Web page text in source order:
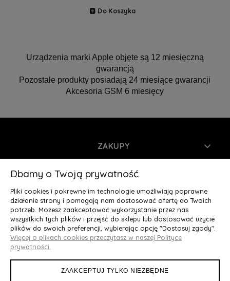
Do Koszyka
Urządzenia marki Apple objęte są 12 miesięczną
gwarancją
Pozostałe produkty posiadają 24 miesiące gwarancji
Akcesoria GSM 6 miesięcy
ZAKUPY
INFORMACJE
MOJE KONTO
O NAS
Deluxury.pl
Dbamy o Twoją prywatność
Pliki cookies i pokrewne im technologie umożliwiają poprawne
działanie strony i pomagają nam dostosować ofertę do Twoich
potrzeb. Możesz zaakceptować wykorzystanie przez nas
wszystkich tych plików i przejść do sklepu lub dostosować użycie
plików do swoich preferencji, wybierając opcję "Dostosuj zgody".
Więcej o plikach cookies przeczytasz w naszej Polityce
prywatności.
ZAAKCEPTUJ TYLKO NIEZBĘDNE